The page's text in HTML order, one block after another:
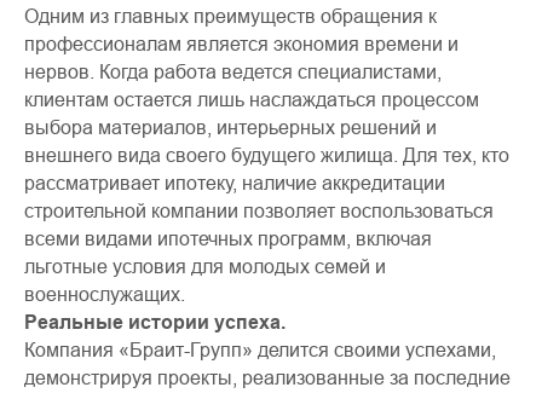
Одним из главных преимуществ обращения к
профессионалам является экономия времени и
нервов. Когда работа ведется специалистами,
клиентам остается лишь наслаждаться процессом
выбора материалов, интерьерных решений и
внешнего вида своего будущего жилища. Для тех, кто
рассматривает ипотеку, наличие аккредитации
строительной компании позволяет воспользоваться
всеми видами ипотечных программ, включая
льготные условия для молодых семей и
военнослужащих.
Реальные истории успеха.
Компания «Браит-Групп» делится своими успехами,
демонстрируя проекты, реализованные за последние